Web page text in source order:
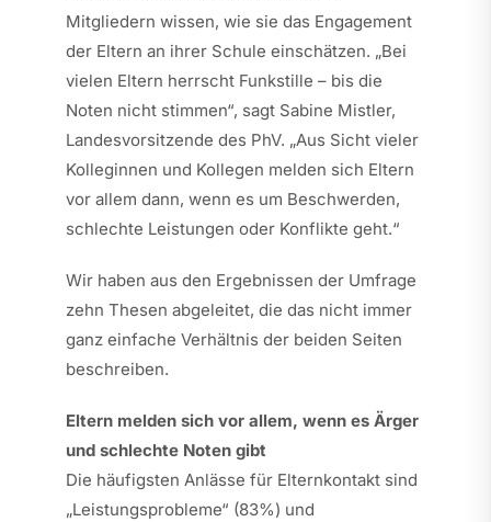
Mitgliedern wissen, wie sie das Engagement
der Eltern an ihrer Schule einschätzen. „Bei
vielen Eltern herrscht Funkstille – bis die
Noten nicht stimmen“, sagt Sabine Mistler,
Landesvorsitzende des PhV. „Aus Sicht vieler
Kolleginnen und Kollegen melden sich Eltern
vor allem dann, wenn es um Beschwerden,
schlechte Leistungen oder Konflikte geht.“
Wir haben aus den Ergebnissen der Umfrage
zehn Thesen abgeleitet, die das nicht immer
ganz einfache Verhältnis der beiden Seiten
beschreiben.
Eltern melden sich vor allem, wenn es Ärger
und schlechte Noten gibt
Die häufigsten Anlässe für Elternkontakt sind
„Leistungsprobleme“ (83%) und